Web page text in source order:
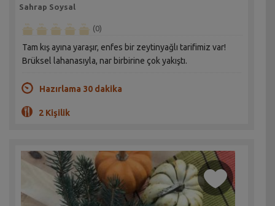
Sahrap Soysal
(0)
Tam kış ayına yaraşır, enfes bir zeytinyağlı tarifimiz var!
Brüksel lahanasıyla, nar birbirine çok yakıştı.
Hazırlama 30 dakika
2 Kişilik